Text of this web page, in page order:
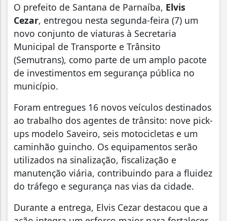
O prefeito de Santana de Parnaíba, Elvis
Cezar, entregou nesta segunda-feira (7) um
novo conjunto de viaturas à Secretaria
Municipal de Transporte e Trânsito
(Semutrans), como parte de um amplo pacote
de investimentos em segurança pública no
município.
Foram entregues 16 novos veículos destinados
ao trabalho dos agentes de trânsito: nove pick-
ups modelo Saveiro, seis motocicletas e um
caminhão guincho. Os equipamentos serão
utilizados na sinalização, fiscalização e
manutenção viária, contribuindo para a fluidez
do tráfego e segurança nas vias da cidade.
Durante a entrega, Elvis Cezar destacou que a